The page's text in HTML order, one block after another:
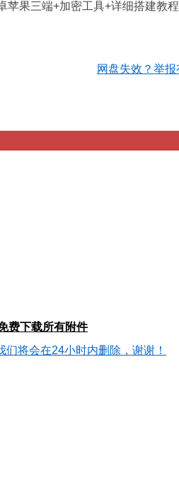
苹果三端+加密工具+详细搭建教程
网盘失效？举报
费下载所有附件
将会在24小时内删除，谢谢！